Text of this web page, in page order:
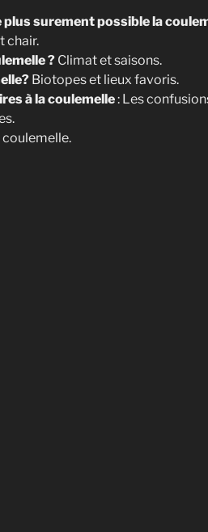
surement possible la
chair.
? Climat et saisons.
Biotopes et lieux favoris.
à la coulemelle: Les
coulemelle.